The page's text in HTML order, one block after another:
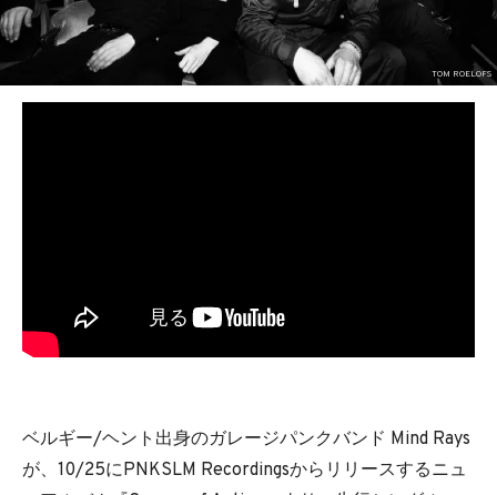
SOUL
BEDROOM
R&B
TOM ROELOFS
ベルギー/ヘント出身のガレージパンクバンド Mind Rays
が、10/25にPNKSLM Recordingsからリリースするニュ